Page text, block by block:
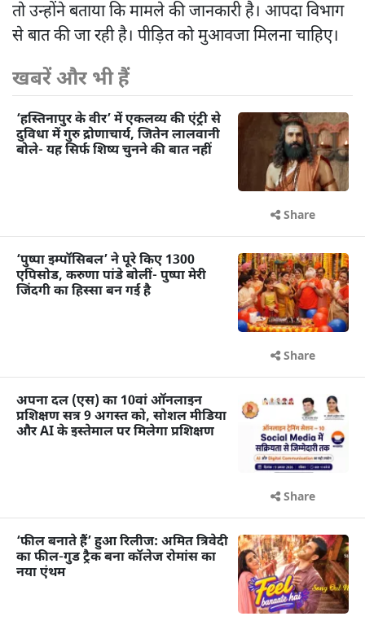
तो उन्होंने बताया कि मामले की जानकारी है। आपदा विभाग
से बात की जा रही है। पीड़ित को मुआवजा मिलना चाहिए।
खबरें और भी हैं
‘हस्तिनापुर के वीर’ में एकलव्य की एंट्री से
दुविधा में गुरु द्रोणाचार्य, जितेन लालवानी
बोले- यह सिर्फ शिष्य चुनने की बात नहीं
Share
‘पुष्पा इम्पॉसिबल’ ने पूरे किए 1300
एपिसोड, करुणा पांडे बोलीं- पुष्पा मेरी
जिंदगी का हिस्सा बन गई है
Share
अपना दल (एस) का 10वां ऑनलाइन
प्रशिक्षण सत्र 9 अगस्त को, सोशल मीडिया
और AI के इस्तेमाल पर मिलेगा प्रशिक्षण
Share
‘फील बनाते हैं’ हुआ रिलीज: अमित त्रिवेदी
का फील-गुड ट्रैक बना कॉलेज रोमांस का
नया एंथम